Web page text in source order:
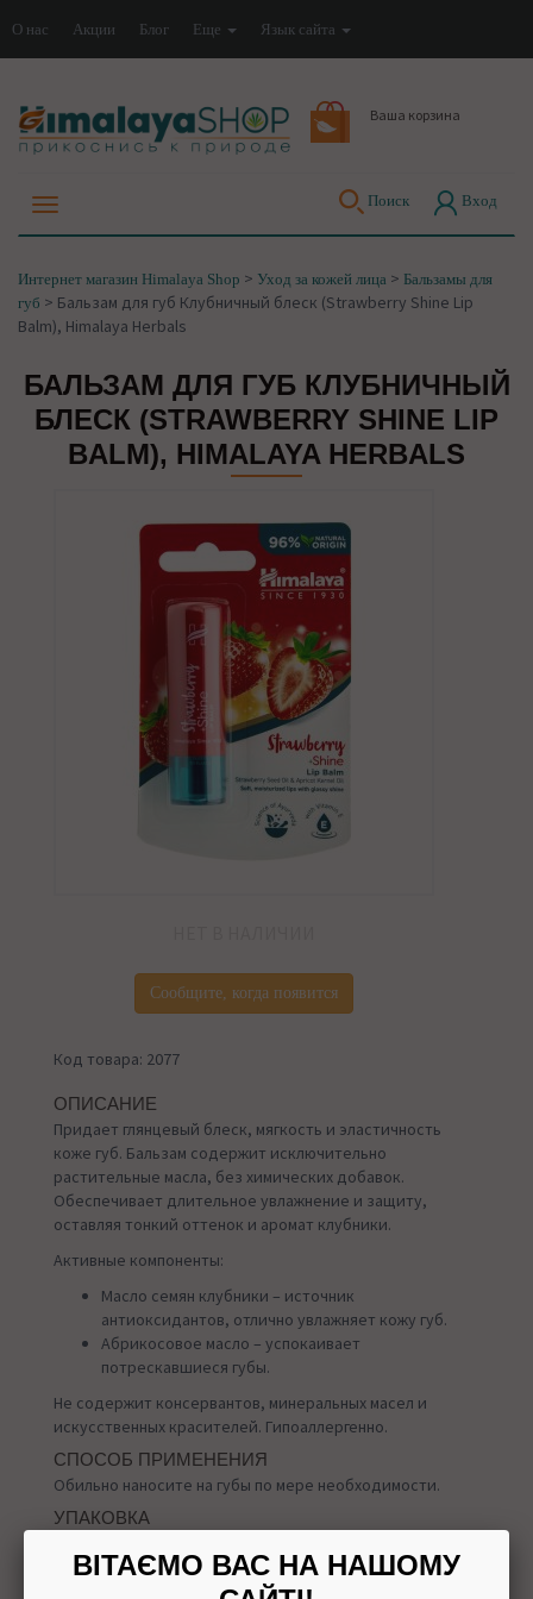
О нас Акции Блог Еще Язык сайта
Ваша корзина
Поиск Вход
Интернет магазин Himalaya Shop > Уход за кожей лица > Бальзамы для
губ > Бальзам для губ Клубничный блеск (Strawberry Shine Lip
Balm), Himalaya Herbals
БАЛЬЗАМ ДЛЯ ГУБ КЛУБНИЧНЫЙ
БЛЕСК (STRAWBERRY SHINE LIP
BALM), HIMALAYA HERBALS
Сообщите, когда появится
Код товара: 2077
ОПИСАНИЕ
Придает глянцевый блеск, мягкость и эластичность
коже губ. Бальзам содержит исключительно
растительные масла, без химических добавок.
Обеспечивает длительное увлажнение и защиту,
оставляя тонкий оттенок и аромат клубники.
Активные компоненты:
Масло семян клубники – источник
антиоксидантов, отлично увлажняет кожу губ.
Абрикосовое масло – успокаивает
потрескавшиеся губы.
Не содержит консервантов, минеральных масел и
искусственных красителей. Гипоаллергенно.
СПОСОБ ПРИМЕНЕНИЯ
Обильно наносите на губы по мере необходимости.
УПАКОВКА
ВІТАЄМО ВАС НА НАШОМУ